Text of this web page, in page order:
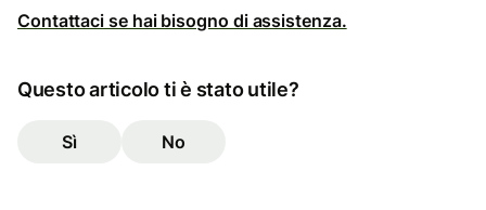
Contattaci se hai bisogno di assistenza.
Questo articolo ti è stato utile?
Sì No